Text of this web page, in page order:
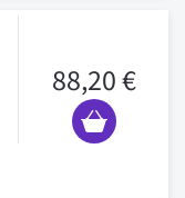
88,20 €